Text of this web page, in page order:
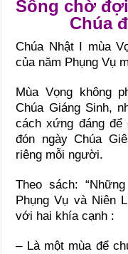
Sống chờ
Chúa
Chúa Nhật I mùa
của năm Phụng Vụ
Mùa Vọng không
Chúa Giáng Sinh,
cách xứng đáng để
đón ngày Chúa
riêng mỗi người.
Theo sách:
Phụng Vụ và Niên
với hai khía cạnh :
– Là một mùa để